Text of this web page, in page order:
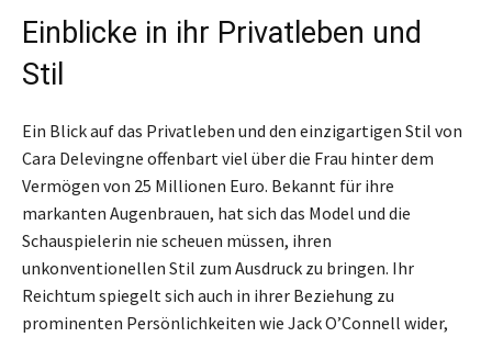
Einblicke in ihr Privatleben und
Stil
Ein Blick auf das Privatleben und den einzigartigen Stil von
Cara Delevingne offenbart viel über die Frau hinter dem
Vermögen von 25 Millionen Euro. Bekannt für ihre
markanten Augenbrauen, hat sich das Model und die
Schauspielerin nie scheuen müssen, ihren
unkonventionellen Stil zum Ausdruck zu bringen. Ihr
Reichtum spiegelt sich auch in ihrer Beziehung zu
prominenten Persönlichkeiten wie Jack O’Connell wider,